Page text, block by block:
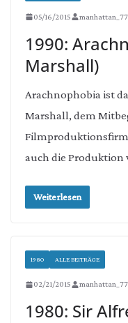
05/16/2015 manhattan_77
1990:
Marshall)
Arachnophobia ist
Marshall, dem
auch die Produktion
Weiterlesen
1980 ALLE BEITRÄGE
02/21/2015 manhattan_77
1980: Sir